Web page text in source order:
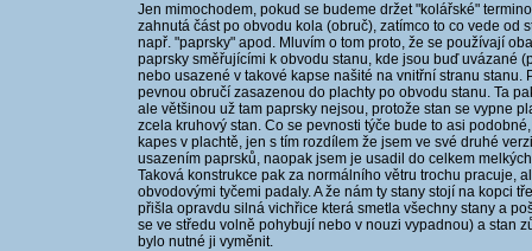
Jen mimochodem, pokud se budeme držet "kolářské"
zahnutá část po obvodu kola (obruč), zatímco to co vede od
např. "paprsky" apod. Mluvím o tom proto, že se používají
paprsky směřujícími k obvodu stanu, kde jsou buď uvázané
nebo usazené v takové kapse našité na vnitřní stranu stanu.
pevnou obručí zasazenou do plachty po obvodu stanu. Ta
ale většinou už tam paprsky nejsou, protože stan se vypne
zcela kruhový stan. Co se pevnosti týče bude to asi
kapes v plachtě, jen s tím rozdílem že jsem ve své druhé
usazením paprsků, naopak jsem je usadil do celkem
Taková konstrukce pak za normálního větru trochu pracuje,
obvodovými tyčemi padaly. A že nám ty stany stojí na kopci
přišla opravdu silná vichřice která smetla všechny stany a
se ve středu volně pohybují nebo v nouzi vypadnou) a stan
bylo nutné ji vyměnit.